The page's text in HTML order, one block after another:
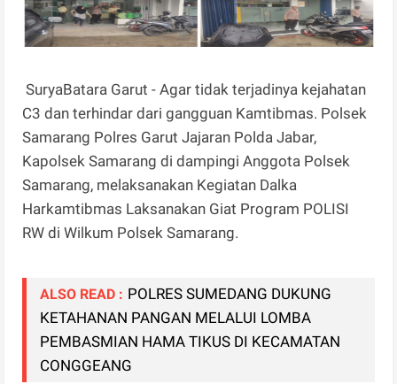
SuryaBatara Garut - Agar tidak terjadinya kejahatan
C3 dan terhindar dari gangguan Kamtibmas. Polsek
Samarang Polres Garut Jajaran Polda Jabar,
Kapolsek Samarang di dampingi Anggota Polsek
Samarang, melaksanakan Kegiatan Dalka
Harkamtibmas Laksanakan Giat Program POLISI
RW di Wilkum Polsek Samarang.
ALSO READ : POLRES SUMEDANG DUKUNG
KETAHANAN PANGAN MELALUI LOMBA
PEMBASMIAN HAMA TIKUS DI KECAMATAN
CONGGEANG